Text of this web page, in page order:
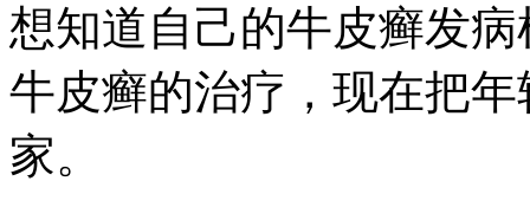
想知道自己的牛皮癣发
牛皮癣的治疗，现在把
家。